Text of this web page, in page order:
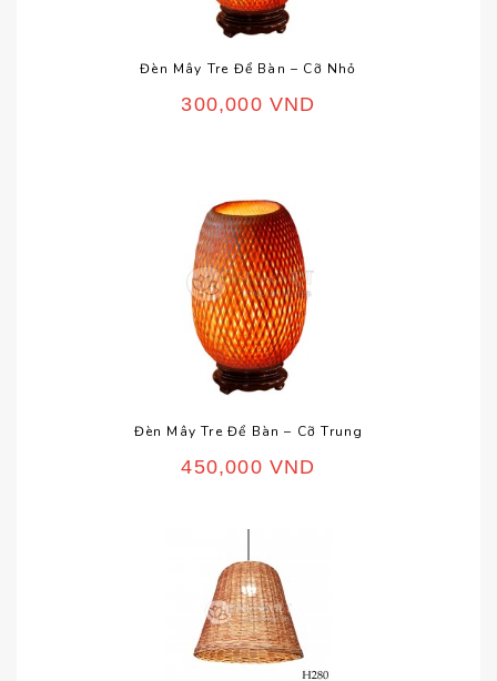
Đèn Mây Tre Để Bàn – Cỡ Nhỏ
300,000 VND
Đèn Mây Tre Để Bàn – Cỡ Trung
450,000 VND